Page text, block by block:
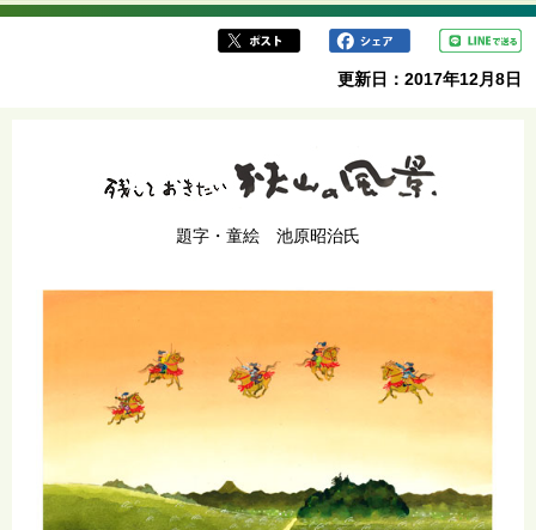
か
更新日：2017年12月8日
題字・童絵 池原昭治氏